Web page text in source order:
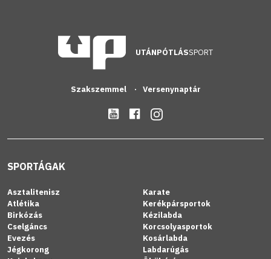
UTÁNPÓTLÁSSPORT
Szakszemmel Versenynaptár
SPORTÁGAK
Asztalitenisz
Atlétika
Birkózás
Cselgáncs
Evezés
Jégkorong
Karate
Kerékpársportok
Kézilabda
Korcsolyasportok
Kosárlabda
Labdarúgás